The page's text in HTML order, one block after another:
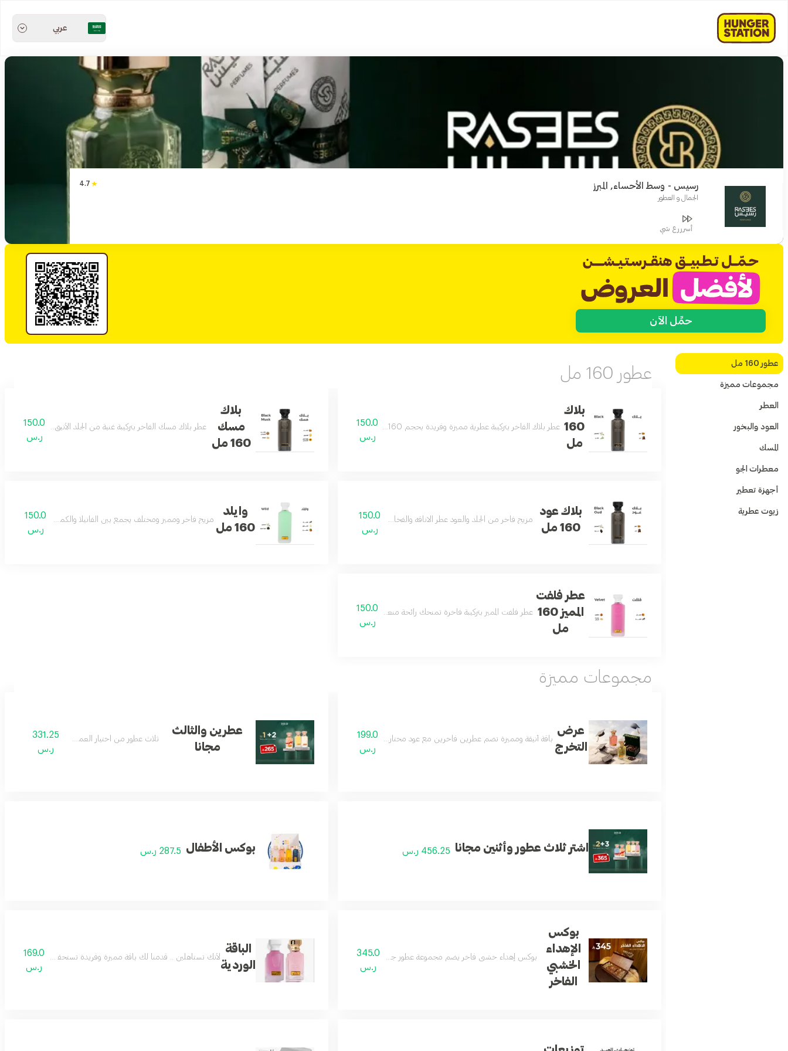
عربي
رسيس - وسط الأحساء, المبرز
الجمال و العطور
4.7
أسرررع شي
حمِّل الآن
عطور 160 مل
مجموعات مميزة
العطر
العود والبخور
المسك
معطرات الجو
أجهزة تعطير
زيوت عطرية
عطور 160 مل
بلاك
160
مل
عطر بلاك الفاخر بتركيبة عطرية مميزة وفريدة بحجم 160 مل يدوم طويلا على البشرة ويمنحك إحساسا بالثقة والأناقة طوال اليوم
150.0
ر.س
بلاك
مسك
160 مل
عطر بلاك مسك الفاخر بتركيبة غنية من الجلد الأنيق والمسك الأصيل
150.0
ر.س
بلاك عود
160 مل
مزيج فاخر من الجلد والعود عطر الاناقه والفخامه وجميع مناسباتك المميزة
150.0
ر.س
وايلد
160 مل
مزيج فاخر ومميز ومختلف يجمع بين الفانيلا والكمثرى والتوت عطر
150.0
ر.س
عطر فلفت
المميز 160
مل
عطر فلفت المميز بتركيبة فاخرة تمنحك رائحة منعشة ومميزة تدوم طويلا لإطلالة أنيقة في جميع المناسبات
150.0
ر.س
مجموعات مميزة
عرض
التخرج
باقة أنيقة ومميزة تضم عطرين فاخرين مع عود مختار بعناية، لتكون هدية مثالية للاحتفال بالتخرج
199.0
ر.س
عطرين والثالث
مجانا
ثلاث عطور من اختيار العميل
331.25
ر.س
اشتر ثلاث عطور وأثنين مجانا 456.25 ر.س بوكس الأطفال 287.5 ر.س
بوكس
الإهداء
الخشبي
الفاخر
بوكس إهداء خشبي فاخر يضم مجموعة عطور جميلة وجديدة مناسبة للجنسين, بتوليفة مميزة من ديفا دير أتلانتس صحارى والعود الأزرق
345.0
ر.س
الباقة
الوردية
لأنك تستاهلين .. قدمنا لك باقة مميزة وفريدة تستحقك.. مكونة
169.0
ر.س